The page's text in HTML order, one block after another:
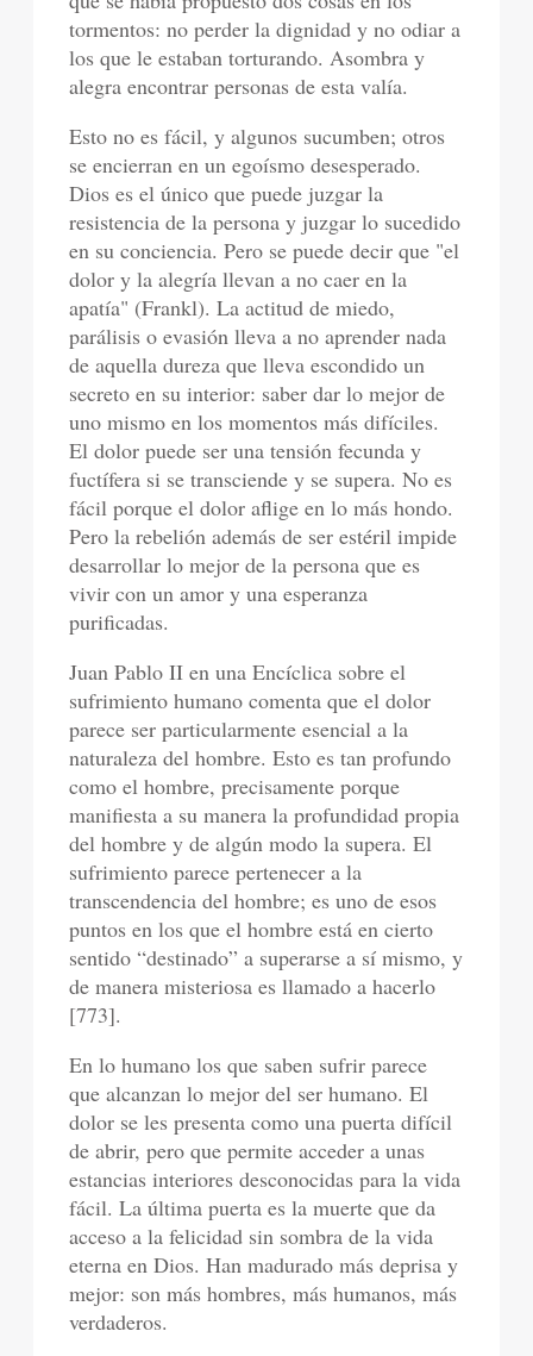
tormentos: no perder la dignidad y no odiar a
los que le estaban torturando. Asombra y
alegra encontrar personas de esta valía.
Esto no es fácil, y algunos sucumben; otros
se encierran en un egoísmo desesperado.
Dios es el único que puede juzgar la
resistencia de la persona y juzgar lo sucedido
en su conciencia. Pero se puede decir que "el
dolor y la alegría llevan a no caer en la
apatía" (Frankl). La actitud de miedo,
parálisis o evasión lleva a no aprender nada
de aquella dureza que lleva escondido un
secreto en su interior: saber dar lo mejor de
uno mismo en los momentos más difíciles.
El dolor puede ser una tensión fecunda y
fuctífera si se transciende y se supera. No es
fácil porque el dolor aflige en lo más hondo.
Pero la rebelión además de ser estéril impide
desarrollar lo mejor de la persona que es
vivir con un amor y una esperanza
purificadas.
Juan Pablo II en una Encíclica sobre el
sufrimiento humano comenta que el dolor
parece ser particularmente esencial a la
naturaleza del hombre. Esto es tan profundo
como el hombre, precisamente porque
manifiesta a su manera la profundidad propia
del hombre y de algún modo la supera. El
sufrimiento parece pertenecer a la
transcendencia del hombre; es uno de esos
puntos en los que el hombre está en cierto
sentido “destinado” a superarse a sí mismo, y
de manera misteriosa es llamado a hacerlo
[773].
En lo humano los que saben sufrir parece
que alcanzan lo mejor del ser humano. El
dolor se les presenta como una puerta difícil
de abrir, pero que permite acceder a unas
estancias interiores desconocidas para la vida
fácil. La última puerta es la muerte que da
acceso a la felicidad sin sombra de la vida
eterna en Dios. Han madurado más deprisa y
mejor: son más hombres, más humanos, más
verdaderos.